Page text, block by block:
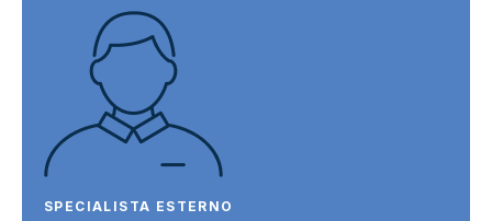
SPECIALISTA ESTERNO